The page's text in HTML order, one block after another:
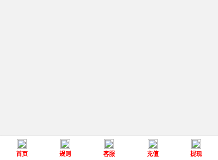
首页 规则 客服 充值 提现